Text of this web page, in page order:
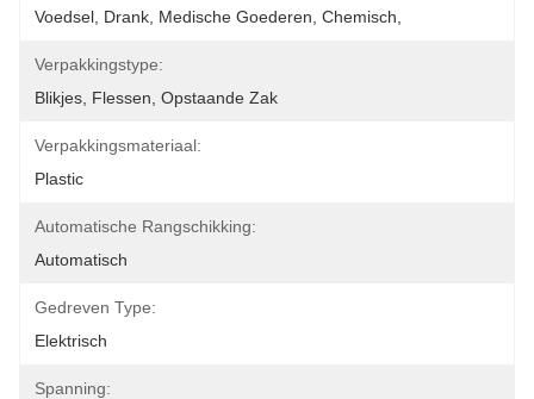
Voedsel, Drank, Medische Goederen, Chemisch,
Verpakkingstype:
Blikjes, Flessen, Opstaande Zak
Verpakkingsmateriaal:
Plastic
Automatische Rangschikking:
Automatisch
Gedreven Type:
Elektrisch
Spanning: